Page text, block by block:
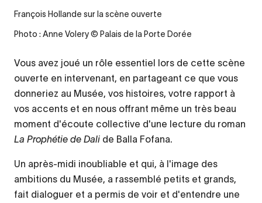
François Hollande sur la scène ouverte
Photo : Anne Volery © Palais de la Porte Dorée
Vous avez joué un rôle essentiel lors de cette scène
ouverte en intervenant, en partageant ce que vous
donneriez au Musée, vos histoires, votre rapport à
vos accents et en nous offrant même un très beau
moment d'écoute collective d'une lecture du roman
La Prophétie de Dali de Balla Fofana.
Un après-midi inoubliable et qui, à l'image des
ambitions du Musée, a rassemblé petits et grands,
fait dialoguer et a permis de voir et d'entendre une